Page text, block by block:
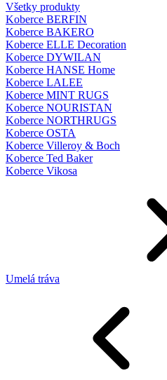
Všetky produkty
Koberce BERFIN
Koberce BAKERO
Koberce ELLE Decoration
Koberce DYWILAN
Koberce HANSE Home
Koberce LALEE
Koberce MINT RUGS
Koberce NOURISTAN
Koberce NORTHRUGS
Koberce OSTA
Koberce Villeroy & Boch
Koberce Ted Baker
Koberce Vikosa
Umelá tráva